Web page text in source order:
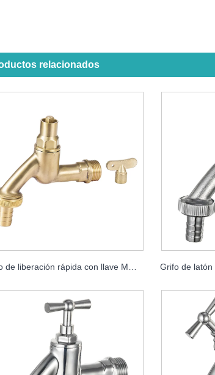
relacionados
Grifo de liberación rápida con llave MDHC8000